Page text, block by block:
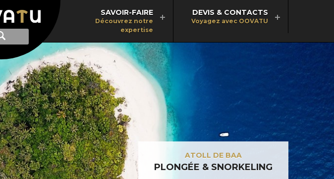
SAVOIR-FAIRE
Découvrez notre
expertise
DEVIS & CONTACTS
Voyagez avec OOVATU
ATOLL DE BAA
PLONGÉE & SNORKELING